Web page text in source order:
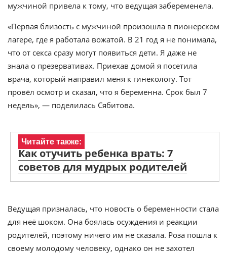
мужчиной привела к тому, что ведущая забеременела.
«Первая близость с мужчиной произошла в пионерском
лагере, где я работала вожатой. В 21 год я не понимала,
что от секса сразу могут появиться дети. Я даже не
знала о презервативах. Приехав домой я посетила
врача, который направил меня к гинекологу. Тот
провёл осмотр и сказал, что я беременна. Срок был 7
недель», — поделилась Сябитова.
Читайте также:
Как отучить ребенка врать: 7
советов для мудрых родителей
Ведущая призналась, что новость о беременности стала
для неё шоком. Она боялась осуждения и реакции
родителей, поэтому ничего им не сказала. Роза пошла к
своему молодому человеку, однако он не захотел